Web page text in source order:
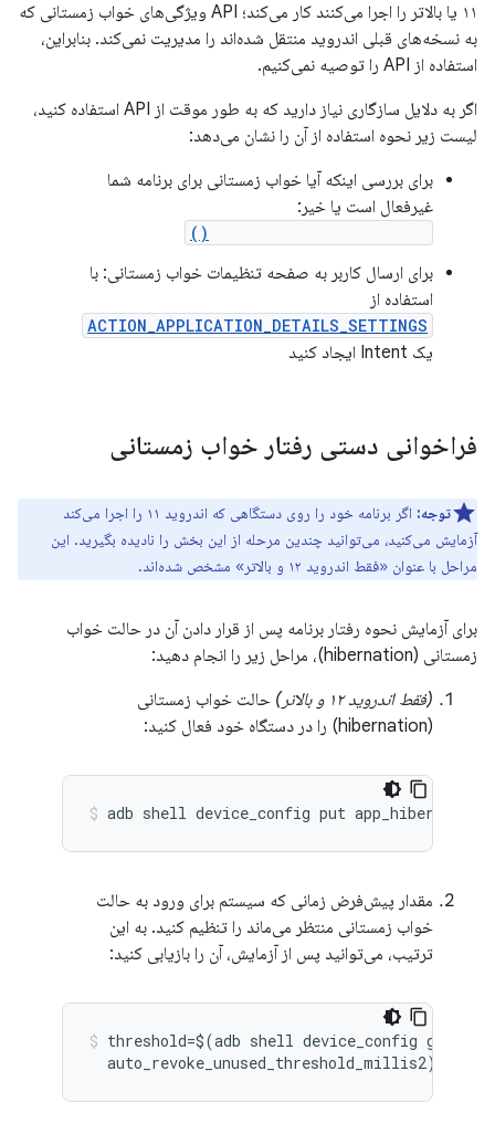
۱۱ یا بالاتر را اجرا می‌کنند کار می‌کند؛ API ویژگی‌های خواب زمستانی که
به نسخه‌های قبلی اندروید منتقل شده‌اند را مدیریت نمی‌کند. بنابراین،
استفاده از API را توصیه نمی‌کنیم.
اگر به دلایل سازگاری نیاز دارید که به طور موقت از API استفاده کنید،
لیست زیر نحوه استفاده از آن را نشان می‌دهد:
برای بررسی اینکه آیا خواب زمستانی برای برنامه شما
غیرفعال است یا خیر:
برای ارسال کاربر به صفحه تنظیمات خواب زمستانی: با
استفاده از
ACTION_APPLICATION_DETAILS_SETTINGS
یک Intent ایجاد کنید
فراخوانی دستی رفتار خواب زمستانی
توجه:
اگر برنامه خود را روی دستگاهی که اندروید ۱۱ را اجرا می‌کند
آزمایش می‌کنید، می‌توانید چندین مرحله از این بخش را نادیده بگیرید. این
مراحل با عنوان «فقط اندروید ۱۲ و بالاتر» مشخص شده‌اند.
برای آزمایش نحوه رفتار برنامه پس از قرار دادن آن در حالت خواب
زمستانی (hibernation)، مراحل زیر را انجام دهید:
(فقط اندروید ۱۲ و بالاتر)
حالت خواب زمستانی
(hibernation) را در دستگاه خود فعال کنید:
مقدار پیش‌فرض زمانی که سیستم برای ورود به حالت
خواب زمستانی منتظر می‌ماند را تنظیم کنید. به این
ترتیب، می‌توانید پس از آزمایش، آن را بازیابی کنید:
threshold=$(adb shell device_config get